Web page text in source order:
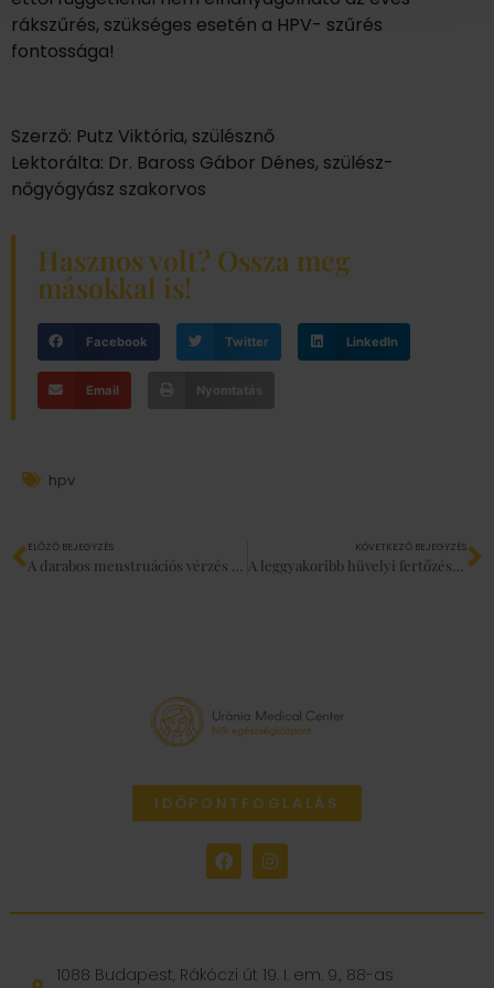
rákszűrés, szükséges esetén a HPV- szűrés
fontossága!
Szerző: Putz Viktória, szülésznő
Lektorálta: Dr. Baross Gábor Dénes, szülész-
nőgyógyász szakorvos
Hasznos volt? Ossza meg
másokkal is!
Facebook Twitter LinkedIn
Email Nyomtatás
hpv
ELŐZŐ BEJEGYZÉS KÖVETKEZŐ BEJEGYZÉS
IDŐPONTFOGLALÁS
1088 Budapest, Rákóczi út 19. I. em. 9., 88-as